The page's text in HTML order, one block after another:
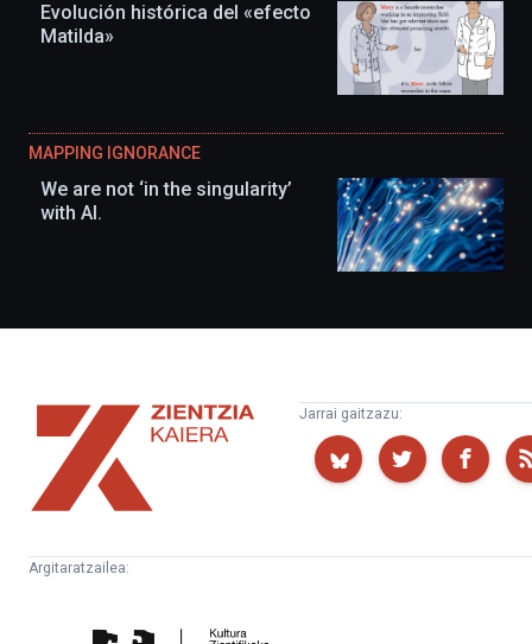
Evolución histórica del «efecto
Matilda»
MAPPING IGNORANCE
We are not ‘in the singularity’
with AI.
Zientzia
Kaiera
Jarrai gaitzazu:
Argitaratzailea:
Zientifikoko